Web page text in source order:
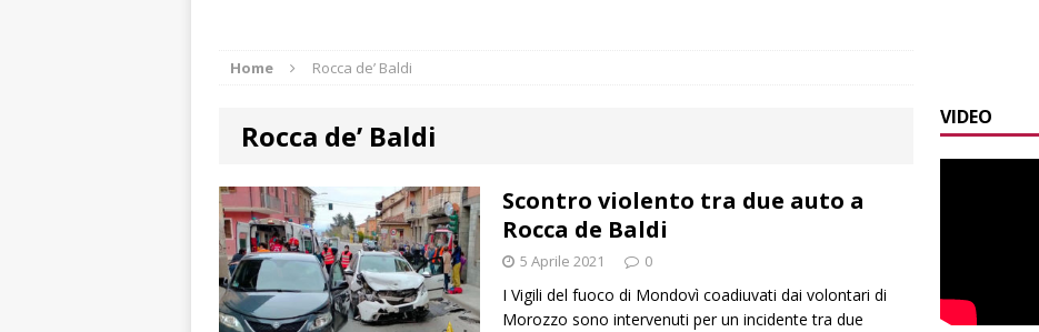
vitello
ALTRE NOTIZIE
[ 7 Agosto 2026 ]
Controlli straordinari ad Asti: oltre 150 persone identificate
CRONACA
[ 7 Agosto 2026 ]
Fondazione CRC, oltre 2,15 milioni per 41 progetti green
Home Rocca de’ Baldi
Rocca de’ Baldi
Scontro violento tra due auto a
Rocca de Baldi
5 Aprile 2021 0
I Vigili del fuoco di Mondovì coadiuvati dai volontari di
Morozzo sono intervenuti per un incidente tra due
VIDEO